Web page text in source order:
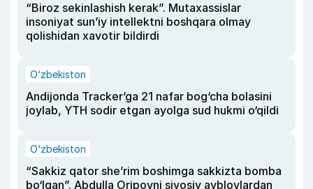
“Biroz sekinlashish kerak”. Mutaxassislar
insoniyat sun’iy intellektni boshqara olmay
qolishidan xavotir bildirdi
O‘zbekiston
Andijonda Tracker’ga 21 nafar bog‘cha bolasini
joylab, YTH sodir etgan ayolga sud hukmi o‘qildi
O‘zbekiston
“Sakkiz qator she’rim boshimga sakkizta bomba
bo‘lgan”. Abdulla Oripovni siyosiy ayblovlardan